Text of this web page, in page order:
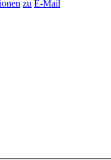
zu E-Mail